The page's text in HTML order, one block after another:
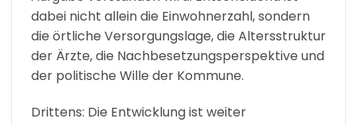
dabei nicht allein die Einwohnerzahl, sondern
die örtliche Versorgungslage, die Altersstruktur
der Ärzte, die Nachbesetzungsperspektive und
der politische Wille der Kommune.
Drittens: Die Entwicklung ist weiter